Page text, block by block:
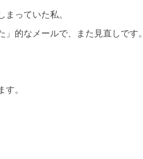
っていた私。
」的なメールで、また見直しです。
。